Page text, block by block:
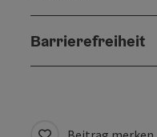
Barrierefreiheit